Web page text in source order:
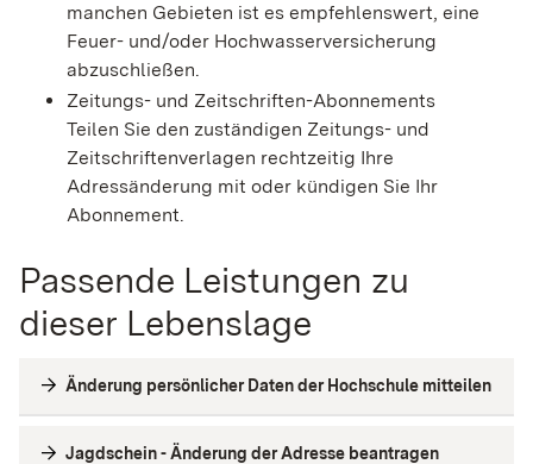
manchen Gebieten ist es empfehlenswert, eine
Feuer- und/oder Hochwasserversicherung
abzuschließen.
Zeitungs- und Zeitschriften-Abonnements
Teilen Sie den zuständigen Zeitungs- und
Zeitschriftenverlagen rechtzeitig Ihre
Adressänderung mit oder kündigen Sie Ihr
Abonnement.
Passende Leistungen zu
dieser Lebenslage
Änderung persönlicher Daten der Hochschule mitteilen
Jagdschein - Änderung der Adresse beantragen